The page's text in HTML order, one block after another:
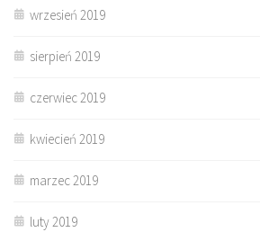
wrzesień 2019
sierpień 2019
czerwiec 2019
kwiecień 2019
marzec 2019
luty 2019